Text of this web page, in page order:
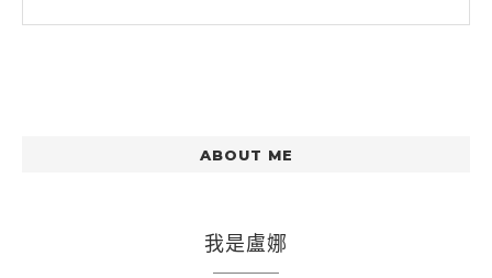
ABOUT ME
我是盧娜